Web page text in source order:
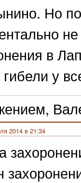
Но
в
у
2014 в 21:34